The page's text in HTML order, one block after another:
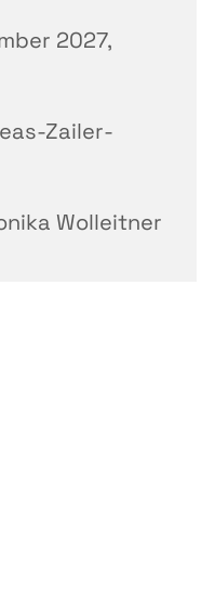
2027,
Zailer-
Wolleitner